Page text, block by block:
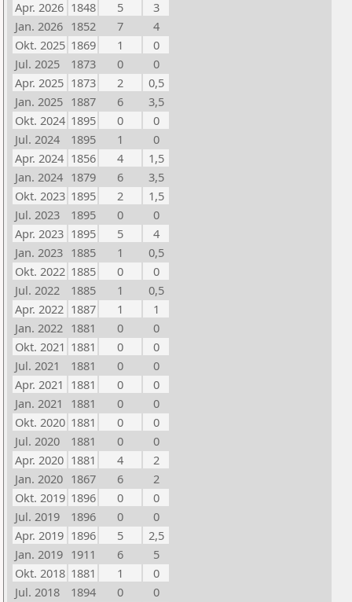
Apr. 2026 1848 5
3
Jan. 2026 1852 7
4
Okt. 2025 1869 1
0
Jul. 2025
1873 0
0
Apr. 2025 1873 2
0,5
Jan. 2025 1887 6
3,5
Okt. 2024 1895 0
0
Jul. 2024
1895 1
0
Apr. 2024 1856 4
1,5
Jan. 2024 1879 6
3,5
Okt. 2023 1895 2
1,5
Jul. 2023
1895 0
0
Apr. 2023 1895 5
4
Jan. 2023 1885 1
0,5
Okt. 2022 1885 0
0
Jul. 2022
1885 1
0,5
Apr. 2022 1887 1
1
Jan. 2022 1881 0
0
Okt. 2021 1881 0
0
Jul. 2021
1881 0
0
Apr. 2021 1881 0
0
Jan. 2021
1881 0
0
Okt. 2020 1881 0
0
Jul. 2020
1881 0
0
Apr. 2020 1881 4
2
Jan. 2020 1867 6
2
Okt. 2019 1896 0
0
Jul. 2019
1896 0
0
Apr. 2019 1896 5
2,5
Jan. 2019 1911 6
5
Okt. 2018 1881 1
0
Jul. 2018
1894 0
0